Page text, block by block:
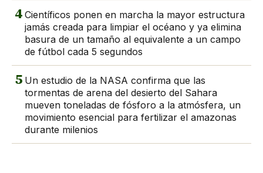
4 Científicos ponen en marcha la mayor estructura
jamás creada para limpiar el océano y ya elimina
basura de un tamaño al equivalente a un campo
de fútbol cada 5 segundos
5 Un estudio de la NASA confirma que las
tormentas de arena del desierto del Sahara
mueven toneladas de fósforo a la atmósfera, un
movimiento esencial para fertilizar el amazonas
durante milenios